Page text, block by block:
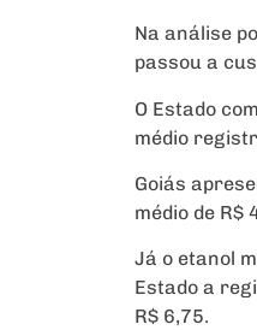
Na análise
passou a
O Estado
médio
Goiás
médio de R$
Já o etanol
Estado a
R$ 6,75.